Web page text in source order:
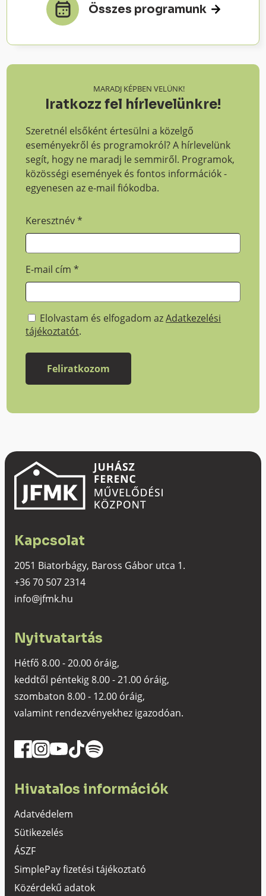
Összes programunk
MARADJ KÉPBEN VELÜNK!
Iratkozz fel hírlevelünkre!
Szeretnél elsőként értesülni a közelgő
eseményekről és programokról? A hírlevelünk
segít, hogy ne maradj le semmiről. Programok,
közösségi események és fontos információk -
egyenesen az e-mail fiókodba.
Keresztnév*
E-mail cím*
Elolvastam és elfogadom azAdatkezelési
tájékoztatót.
Kapcsolat
2051 Biatorbágy, Baross Gábor utca 1.
+36 70 507 2314
info@jfmk.hu
Nyitvatartás
Hétfő 8.00 - 20.00 óráig,
keddtől péntekig 8.00 - 21.00 óráig,
szombaton 8.00 - 12.00 óráig,
valamint rendezvényekhez igazodóan.
Hivatalos információk
Adatvédelem
Sütikezelés
ÁSZF
SimplePay fizetési tájékoztató
Közérdekű adatok